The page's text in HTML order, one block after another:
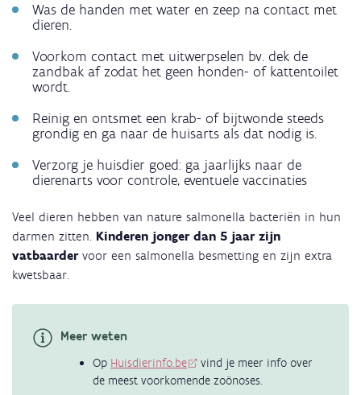
Was de handen met water en zeep na contact met
dieren.
Voorkom contact met uitwerpselen bv. dek de
zandbak af zodat het geen honden- of kattentoilet
wordt.
Reinig en ontsmet een krab- of bijtwonde steeds
grondig en ga naar de huisarts als dat nodig is.
Verzorg je huisdier goed: ga jaarlijks naar de
dierenarts voor controle, eventuele vaccinaties
Veel dieren hebben van nature salmonella bacteriën in hun
darmen zitten. Kinderen jonger dan 5 jaar zijn
vatbaardervoor een salmonella besmetting en zijn extra
kwetsbaar.
Meer weten
Op Huisdierinfo.be
vind je meer info over
de meest voorkomende zoönoses.